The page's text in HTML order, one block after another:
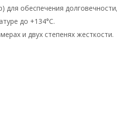
для обеспечения
до +134°C.
и двух степенях жесткости.